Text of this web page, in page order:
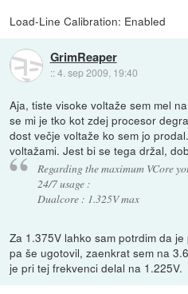
Load-Line Calibration: Enabled
GrimReaper
::4. sep 2009, 19:40
Aja, tiste visoke voltaže sem mel
se mi je tko kot zdej procesor
dost večje voltaže ko sem jo
voltažami. Jest bi se tega držal,
Regarding the maximum VCore
24/7 usage :
Dualcore : 1.325V max
Za 1.375V lahko sam potrdim da
pa še ugotovil, zaenkrat sem na
je pri tej frekvenci delal na 1.225V.